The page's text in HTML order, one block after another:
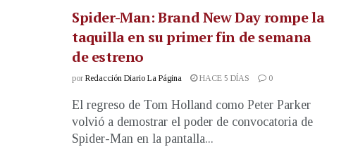
Spider-Man: Brand New Day rompe la
taquilla en su primer fin de semana
de estreno
por Redacción Diario La Página HACE 5 DÍAS 0
El regreso de Tom Holland como Peter Parker
volvió a demostrar el poder de convocatoria de
Spider-Man en la pantalla...